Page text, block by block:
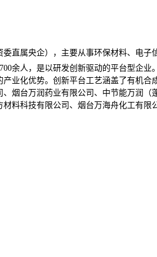
直属央企），主要从事环保材料、电
余人，是以研发创新驱动的平台型企
业化优势。创新平台工艺涵盖了有机
烟台万润药业有限公司、中节能万润
料科技有限公司、烟台万海舟化工有限